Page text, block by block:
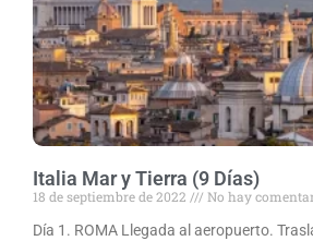
Italia Mar y Tierra (9 Días)
18 de septiembre de 2022
No hay
Día 1. ROMA Llegada al aeropuerto.